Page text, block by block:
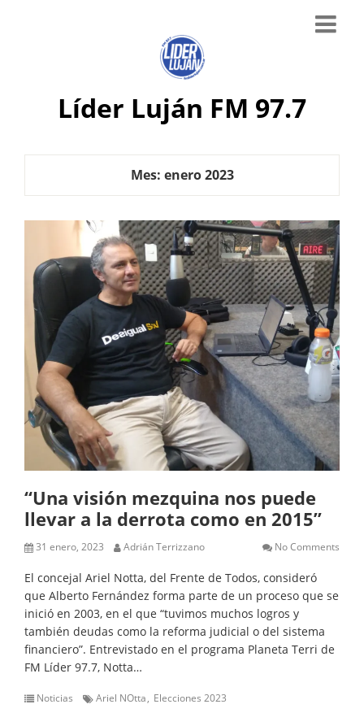
Líder Luján FM 97.7
Mes: enero 2023
“Una visión mezquina nos puede
llevar a la derrota como en 2015”
31 enero, 2023 Adrián Terrizzano No Comments
El concejal Ariel Notta, del Frente de Todos, consideró
que Alberto Fernández forma parte de un proceso que se
inició en 2003, en el que “tuvimos muchos logros y
también deudas como la reforma judicial o del sistema
financiero”. Entrevistado en el programa Planeta Terri de
FM Líder 97.7, Notta…
Noticias Ariel NOtta Elecciones 2023